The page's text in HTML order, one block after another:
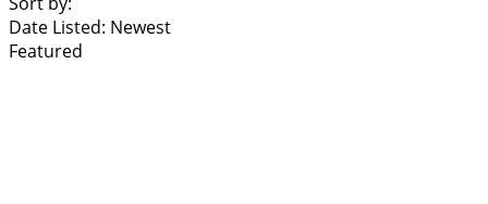
Date Listed: Newest
Featured